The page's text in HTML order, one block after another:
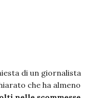
di un giornalista
che ha almeno